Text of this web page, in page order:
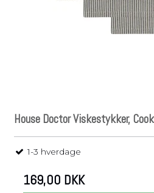
House Doctor Viskestykker,
1-3 hverdage
169,00 DKK